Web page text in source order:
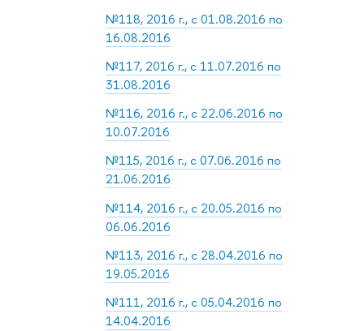
№118, 2016 г., с 01.08.2016 по
16.08.2016
№117, 2016 г., с 11.07.2016 по
31.08.2016
№116, 2016 г., с 22.06.2016 по
10.07.2016
№115, 2016 г., с 07.06.2016 по
21.06.2016
№114, 2016 г., с 20.05.2016 по
06.06.2016
№113, 2016 г., с 28.04.2016 по
19.05.2016
№111, 2016 г., с 05.04.2016 по
14.04.2016